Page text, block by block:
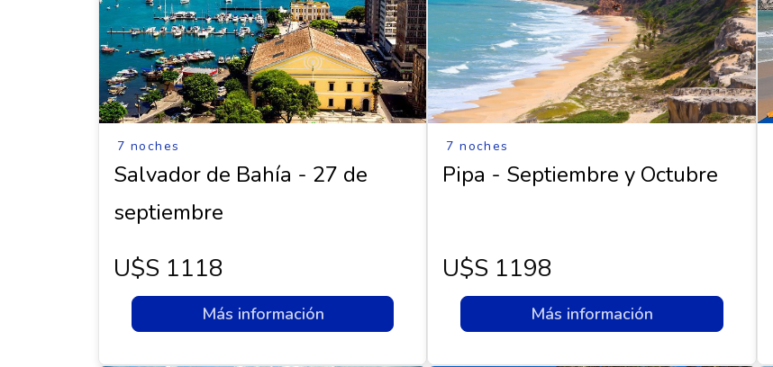
7 noches
Salvador de Bahía - 27 de
septiembre
U$s 1118
Más información
7 noches
Pipa - Septiembre y Octubre
U$s 1198
Más información